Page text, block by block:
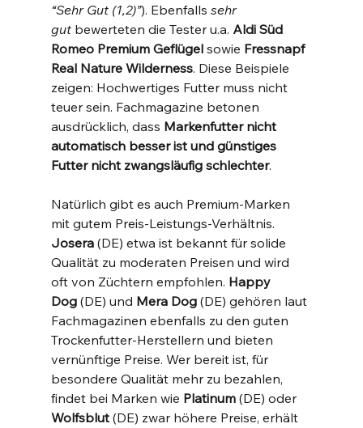
“Sehr Gut (1,2)”)​. Ebenfalls sehr
gut bewerteten die Tester u.a. Aldi Süd
Romeo Premium Geflügel sowie Fressnapf
Real Nature Wilderness​. Diese Beispiele
zeigen: Hochwertiges Futter muss nicht
teuer sein. Fachmagazine betonen
ausdrücklich, dass Markenfutter nicht
automatisch besser ist und günstiges
Futter nicht zwangsläufig schlechter.
Natürlich gibt es auch Premium-Marken
mit gutem Preis-Leistungs-Verhältnis.
Josera (DE) etwa ist bekannt für solide
Qualität zu moderaten Preisen und wird
oft von Züchtern empfohlen. Happy
Dog (DE) und Mera Dog (DE) gehören laut
Fachmagazinen ebenfalls zu den guten
Trockenfutter-Herstellern und bieten
vernünftige Preise​. Wer bereit ist, für
besondere Qualität mehr zu bezahlen,
findet bei Marken wie Platinum (DE) oder
Wolfsblut (DE) zwar höhere Preise, erhält